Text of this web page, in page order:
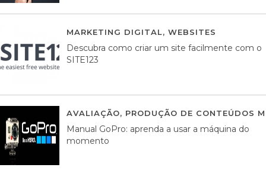
MARKETING DIGITAL, WEBSITES
Descubra como criar um site facilmente com o
SITE123
AVALIAÇÃO, PRODUÇÃO DE CONTEÚDOS
Manual GoPro: aprenda a usar a máquina do
momento